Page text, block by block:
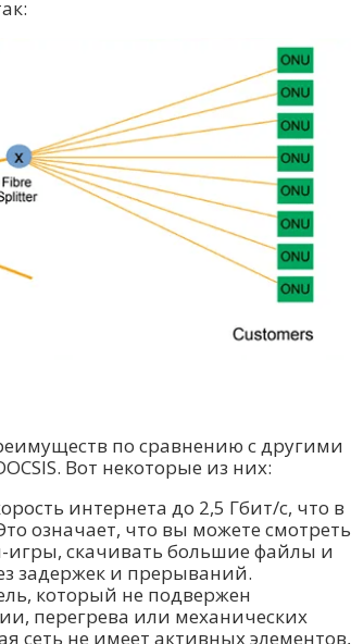
по сравнению с другими
Вот некоторые из них:
интернета до 2,5 Гбит/с, что в
означает, что вы можете смотреть
скачивать большие файлы и
задержек и прерываний.
который не подвержен
перегрева или механических
сеть не имеет активных элементов,